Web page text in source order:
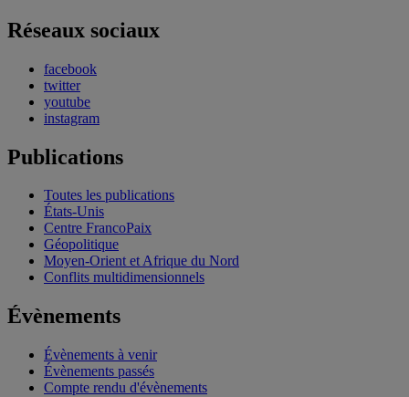
Réseaux sociaux
facebook
twitter
youtube
instagram
Publications
Toutes les publications
États-Unis
Centre FrancoPaix
Géopolitique
Moyen-Orient et Afrique du Nord
Conflits multidimensionnels
Évènements
Évènements à venir
Évènements passés
Compte rendu d'évènements